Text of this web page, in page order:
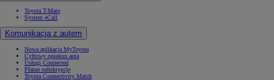
Toyota T-Mate
System eCall
Komunikacja z autem
Nowa aplikacja MyToyota
Cyfrowy opiekun auta
Usługi Connected
Płatne subskrypcje
Toyota Connectivity Match